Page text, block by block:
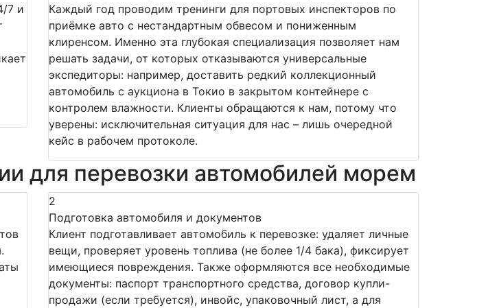
7 и
Каждый год проводим тренинги для портовых инспекторов по
приёмке авто с нестандартным обвесом и пониженным
клиренсом. Именно эта глубокая специализация позволяет нам
решать задачи, от которых отказываются универсальные
экспедиторы: например, доставить редкий коллекционный
автомобиль с аукциона в Токио в закрытом контейнере с
контролем влажности. Клиенты обращаются к нам, потому что
уверены: исключительная ситуация для нас – лишь очередной
кейс в рабочем протоколе.
для перевозки автомобилей морем
2
Подготовка автомобиля и документов
Клиент подготавливает автомобиль к перевозке: удаляет личные
вещи, проверяет уровень топлива (не более 1/4 бака), фиксирует
имеющиеся повреждения. Также оформляются все необходимые
документы: паспорт транспортного средства, договор купли-
продажи (если требуется), инвойс, упаковочный лист, а для